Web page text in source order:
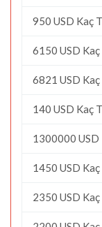
950 USD Kaç
6150 USD Kaç
6821 USD Kaç
140 USD Kaç
1300000 USD
1450 USD
2350 USD